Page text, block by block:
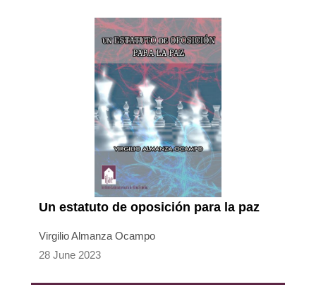
Un estatuto de oposición para la paz
Virgilio Almanza Ocampo
28 June 2023